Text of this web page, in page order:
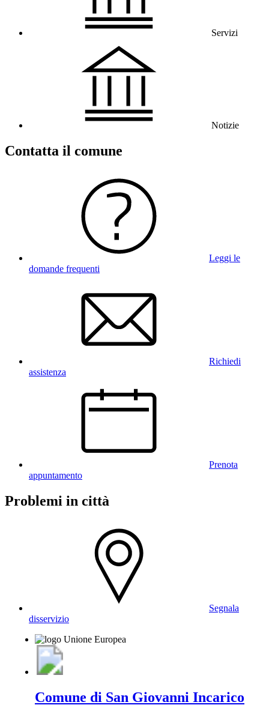
Servizi
Notizie
Contatta il comune
Leggi le
domande frequenti
Richiedi
assistenza
Prenota
appuntamento
Problemi in città
Segnala
disservizio
Comune di San Giovanni Incarico